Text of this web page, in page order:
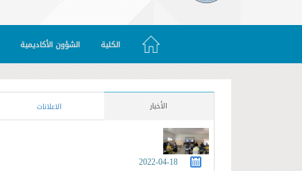
الكلية الشؤون الأكاديمية
الأخبار الاعلانات
2022-04-18